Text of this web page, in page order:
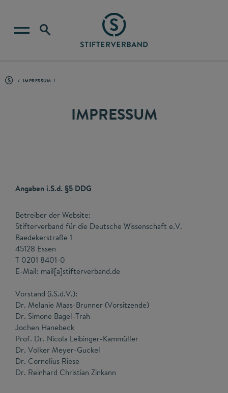
IMPRESSUM
IMPRESSUM
Angaben i.S.d. §5 DDG
Betreiber der Website:
Stifterverband für die Deutsche Wissenschaft e.V.
Baedekerstraße 1
45128 Essen
T 0201 8401-0
E-Mail: mail[a]stifterverband.de
Vorstand (i.S.d.V.):
Dr. Melanie Maas-Brunner (Vorsitzende)
Dr. Simone Bagel-Trah
Jochen Hanebeck
Prof. Dr. Nicola Leibinger-Kammüller
Dr. Volker Meyer-Guckel
Dr. Cornelius Riese
Dr. Reinhard Christian Zinkann